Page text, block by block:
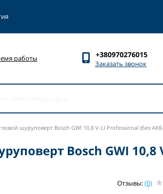
работы +380970276015
Заказать звонок
шуруповерт Bosch GWI 10,8 V-LI Professional (без
Bosch GWI 10,8
Отзывы:(0)